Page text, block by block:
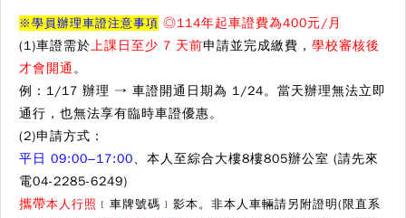
※學員辦理車證注意事項 ◎114年起車證費為400元/月
(1)車證需於上課日至少 7 天前申請並完成繳費 ， 學校審核後
才會開通 。
例：1/17 辦理 → 車證開通日期為 1/24。 當天辦理無法立即
通行，也無法享有臨時車證優惠。
(2)申請方式：
平日 09:00–17:00、本人至綜合大樓8樓805辦公室 (請先來
電04-2285-6249)
攜帶本人行照 ﹝車牌號碼﹞影本。非本人車輛請另附證明(限直系